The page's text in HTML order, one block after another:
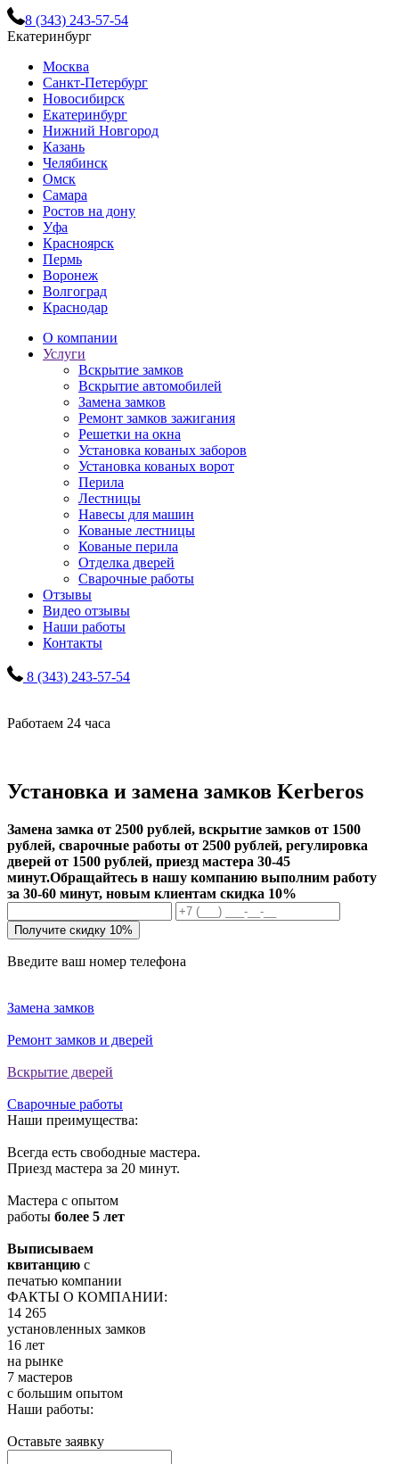
8 (343) 243-57-54
Екатеринбург
Москва
Санкт-Петербург
Новосибирск
Екатеринбург
Нижний Новгород
Казань
Челябинск
Омск
Самара
Ростов на дону
Уфа
Красноярск
Пермь
Воронеж
Волгоград
Краснодар
О компании
Услуги
Вскрытие замков
Вскрытие автомобилей
Замена замков
Ремонт замков зажигания
Решетки на окна
Установка кованых заборов
Установка кованых ворот
Перила
Лестницы
Навесы для машин
Кованые лестницы
Кованые перила
Отделка дверей
Сварочные работы
Отзывы
Видео отзывы
Наши работы
Контакты
8 (343) 243-57-54
Работаем 24 часа
Установка и замена замков Kerberos
Замена замка от 2500 рублей, вскрытие замков от 1500
рублей, сварочные работы от 2500 рублей, регулировка
дверей от 1500 рублей, приезд мастера 30-45
минут.Обращайтесь в нашу компанию выполним работу
за 30-60 минут, новым клиентам скидка 10%
Получите скидку 10%
Введите ваш номер телефона
Замена замков
Ремонт замков и дверей
Вскрытие дверей
Сварочные работы
Наши преимущества:
Всегда есть свободные мастера.
Приезд мастера за 20 минут.
Мастера с опытом
работы более 5 лет
Выписываем
квитанцию с
печатью компании
ФАКТЫ О КОМПАНИИ:
14 265
установленных замков
16 лет
на рынке
7 мастеров
с большим опытом
Наши работы:
Оставьте заявку